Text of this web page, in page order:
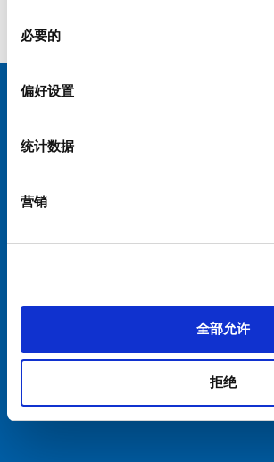
选
必要的
偏好设置
统计数据
营销
全部允许
拒绝
粤ICP备 2021170698号